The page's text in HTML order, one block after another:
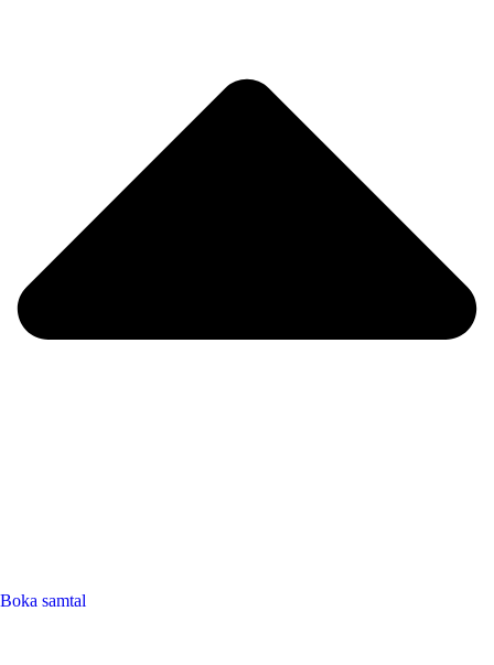
Boka samtal